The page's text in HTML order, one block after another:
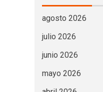
agosto 2026
julio 2026
junio 2026
mayo 2026